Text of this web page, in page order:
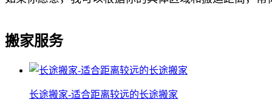
搬家服务
长途搬家-适合距离较远的长途搬家